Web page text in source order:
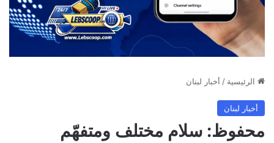
الرئيسية / أخبار لبنان
أخبار لبنان
محفوظ: سلام مختلف ومتفهّم